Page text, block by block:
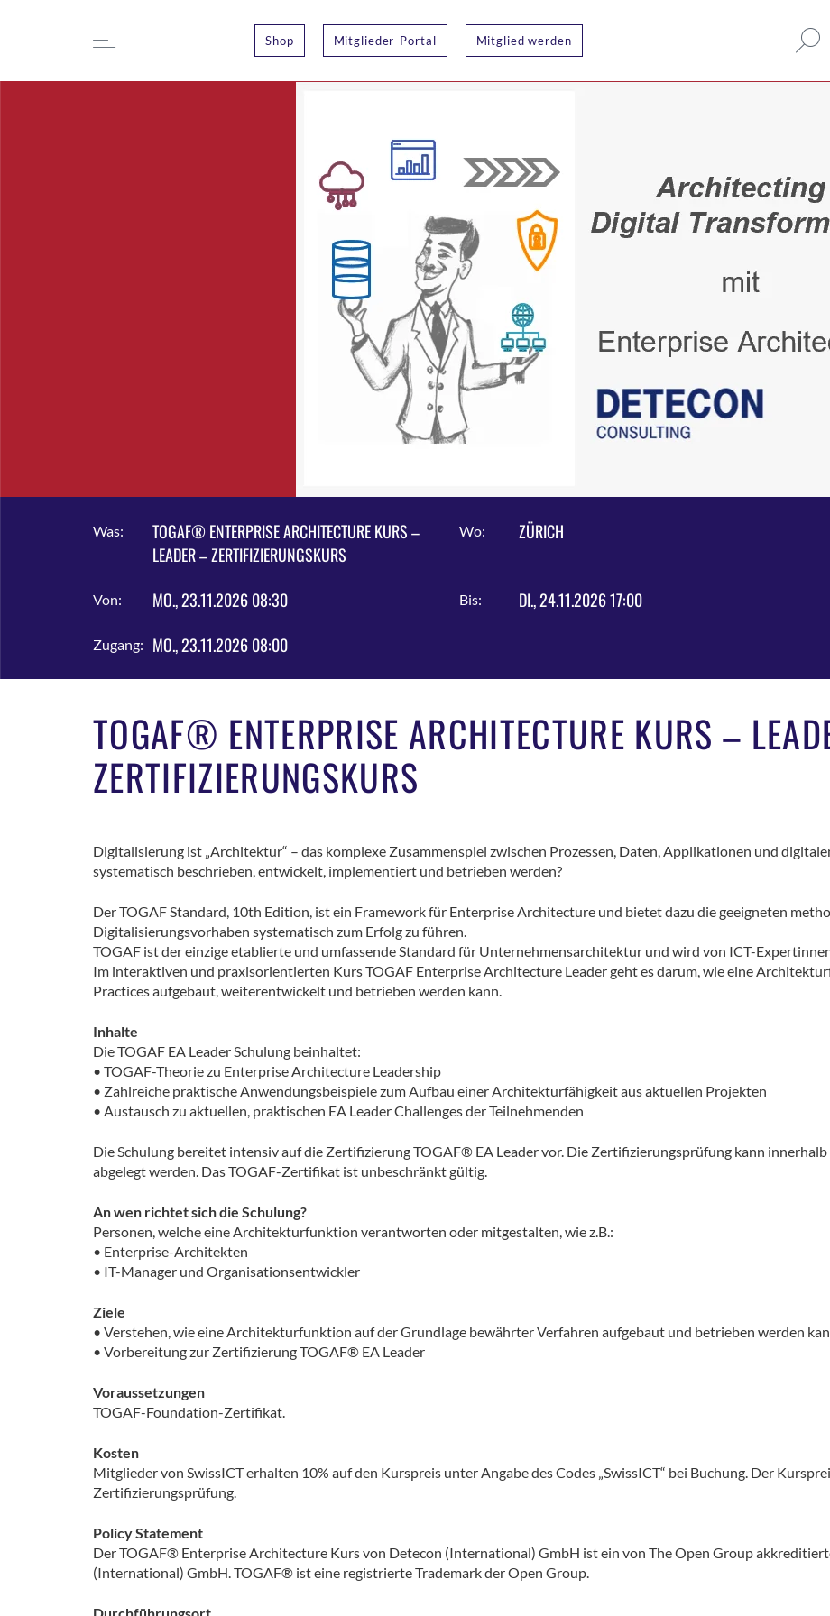
Shop Mitglieder-Portal Mitglied werden
Was:
TOGAF® ENTERPRISE ARCHITECTURE KURS –
LEADER – ZERTIFIZIERUNGSKURS
Wo: ZÜRICH
Von: MO., 23.11.2026 08:30 Bis: DI., 24.11.2026 17:00
Zugang: MO., 23.11.2026 08:00
TOGAF® ENTERPRISE ARCHITECTURE KURS –
ZERTIFIZIERUNGSKURS
Digitalisierung ist „Architektur“ – das komplexe Zusammenspiel zwischen Prozessen, Daten, Applikationen und
systematisch beschrieben, entwickelt, implementiert und betrieben werden?
Der TOGAF Standard, 10th Edition, ist ein Framework für Enterprise Architecture und bietet dazu die geeigneten
Digitalisierungsvorhaben systematisch zum Erfolg zu führen.
TOGAF ist der einzige etablierte und umfassende Standard für Unternehmensarchitektur und wird von ICT-
Im interaktiven und praxisorientierten Kurs TOGAF Enterprise Architecture Leader geht es darum, wie eine
Practices aufgebaut, weiterentwickelt und betrieben werden kann.
Inhalte
Die TOGAF EA Leader Schulung beinhaltet:
• TOGAF-Theorie zu Enterprise Architecture Leadership
• Zahlreiche praktische Anwendungsbeispiele zum Aufbau einer Architekturfähigkeit aus aktuellen Projekten
• Austausch zu aktuellen, praktischen EA Leader Challenges der Teilnehmenden
Die Schulung bereitet intensiv auf die Zertifizierung TOGAF® EA Leader vor. Die Zertifizierungsprüfung kann innerhalb
abgelegt werden. Das TOGAF-Zertifikat ist unbeschränkt gültig.
An wen richtet sich die Schulung?
Personen, welche eine Architekturfunktion verantworten oder mitgestalten, wie z.B.:
• Enterprise-Architekten
• IT-Manager und Organisationsentwickler
Ziele
• Verstehen, wie eine Architekturfunktion auf der Grundlage bewährter Verfahren aufgebaut und betrieben werden
• Vorbereitung zur Zertifizierung TOGAF® EA Leader
Voraussetzungen
TOGAF-Foundation-Zertifikat.
Kosten
Mitglieder von SwissICT erhalten 10% auf den Kurspreis unter Angabe des Codes „SwissICT“ bei Buchung. Der
Zertifizierungsprüfung.
Policy Statement
Der TOGAF® Enterprise Architecture Kurs von Detecon (International) GmbH ist ein von The Open Group
(International) GmbH. TOGAF® ist eine registrierte Trademark der Open Group.